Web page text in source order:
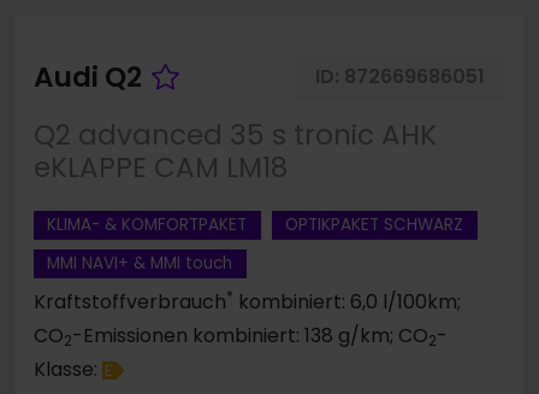
Audi Q2 Fahrzeug merken
ID: 872669686051
Q2 advanced 35 s tronic AHK
eKLAPPE CAM LM18
KLIMA- & KOMFORTPAKET
OPTIKPAKET SCHWARZ
MMI NAVI+ & MMI touch
Kraftstoffverbrauch* kombiniert: 6,0 l/100km;
CO2-Emissionen kombiniert: 138 g/km; CO2-
Klasse: E